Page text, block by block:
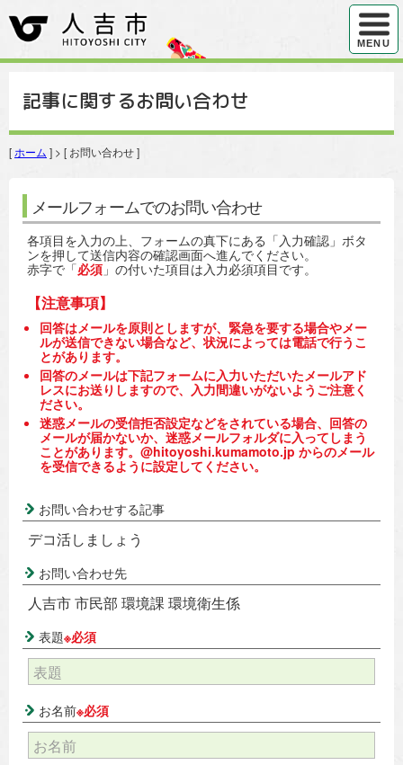
ハンバ
MENU
記事に関するお問い合わせ
[ ホーム ] > [ お問い合わせ ]
メールフォームでのお問い合わせ
各項目を入力の上、フォームの真下にある「入力確認」ボタ
ンを押して送信内容の確認画面へ進んでください。
赤字で「必須 」の付いた項目は入力必須項目です。
【注意事項】
回答はメールを原則としますが、緊急を要する場合やメー
ルが送信できない場合など、状況によっては電話で行うこ
とがあります。
回答のメールは下記フォームに入力いただいたメールアド
レスにお送りしますので、入力間違いがないようご注意く
ださい。
迷惑メールの受信拒否設定などをされている場合、回答の
メールが届かないか、迷惑メールフォルダに入ってしまう
ことがあります。@hitoyoshi.kumamoto.jp からのメール
を受信できるように設定してください。
お問い合わせする記事
デコ活しましょう
お問い合わせ先
人吉市 市民部 環境課 環境衛生係
表題※必須
お名前※必須